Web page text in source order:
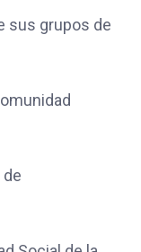
sus grupos de